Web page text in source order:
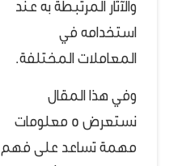
والآثار المرتبطة به عند
استخدامه في
المعاملات المختلفة.
وفي هذا المقال
نستعرض 5 معلومات
مهمة تساعد على فهم